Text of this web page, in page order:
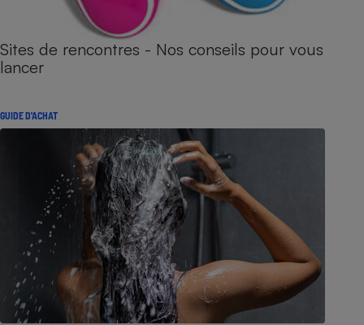
Sites de rencontres - Nos conseils pour vous
lancer
GUIDE D'ACHAT